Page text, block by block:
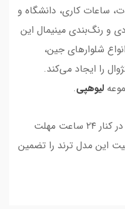
ساعات کاری، دانشگاه و
و رنگ‌بندی مینیمال این
شلوارهای جین،
را ایجاد می‌کند.
لیوهپی.
ما با ضمانت بهترین جنس و قیمت در کنار ۲۴ ساعت مهلت
کیفیت این مدل ترند را تضمین